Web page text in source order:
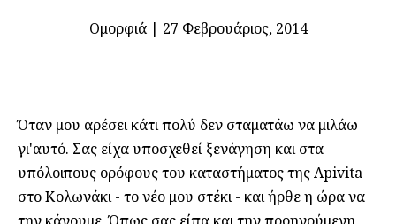
Ομορφιά| 27 Φεβρουάριος, 2014
Όταν μου αρέσει κάτι πολύ δεν σταματάω να μιλάω
γι'αυτό. Σας είχα υποσχεθεί ξενάγηση και στα
υπόλοιπους ορόφους του καταστήματος της Apivita
στο Κολωνάκι - το νέο μου στέκι - και ήρθε η ώρα να